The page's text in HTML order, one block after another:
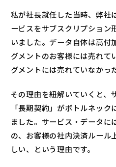
私が社長就任した当時、弊社
ービスをサブスクリプション
いました。データ自体は高付
グメントのお客様には売れて
グメントには売れていなかっ
その理由を紐解いていくと、
「長期契約」がボトルネッ
ました。サービス・データに
の、お客様の社内決済ルール
しい、という理由です。